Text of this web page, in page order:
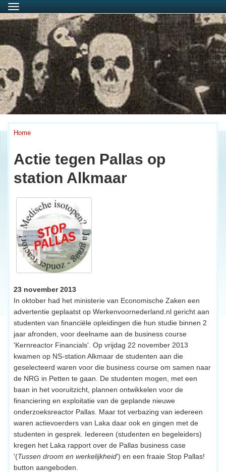
Menu
Home
Actie tegen Pallas op
station Alkmaar
23 november 2013
In oktober had het ministerie van Economische Zaken een
advertentie geplaatst op Werkenvoornederland.nl gericht aan
studenten van financiële opleidingen die hun studie binnen 2
jaar afronden, voor deelname aan de business course
'Kernreactor Financials'. Op vrijdag 22 november 2013
kwamen op NS-station Alkmaar de studenten aan die
geselecteerd waren voor die business course om samen naar
de NRG in Petten te gaan. De studenten mogen, met een
baan in het vooruitzicht, plannen ontwikkelen voor de
financiering en exploitatie van de geplande nieuwe
onderzoeksreactor Pallas. Maar tot verbazing van iedereen
waren actievoerders van Laka daar ook en gingen met de
studenten in gesprek. Iedereen (studenten en begeleiders)
kregen het Laka rapport over de Pallas business case
'(Tussen droom en werkelijkheid') en een fraaie Stop Pallas!
button aangeboden.